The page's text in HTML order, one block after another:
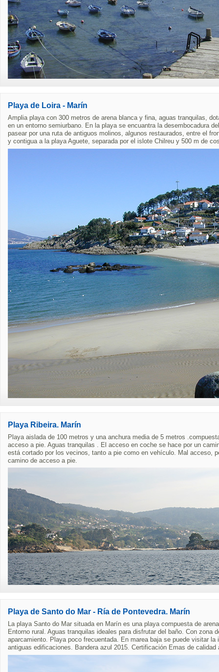
Playa de Loira - Marín
Amplia playa con 300 metros de arena blanca y fina, aguas tranquilas,
en un entorno semiurbano. En la playa se encuantra la desembocadura
pasear por una ruta de antiguos molinos, algunos restaurados, entre el
y contigua a la playa Aguete, separada por el islote Chilreu y 500 m de
Playa Ribeira. Marín
Playa aislada de 100 metros y una anchura media de 5 metros
acceso a pie. Aguas tranquilas . El acceso en coche se hace por un
está cortado por los vecinos, tanto a pie como en vehículo. Mal acceso,
camino de acceso a pie.
Playa de Santo do Mar - Ría de Pontevedra. Marín
La playa Santo do Mar situada en Marín es una playa compuesta de
Entorno rural. Aguas tranquilas ideales para disfrutar del baño. Con zona
aparcamiento. Playa poco frecuentada. En marea baja se puede visitar
antiguas edificaciones. Bandera azul 2015. Certificación Emas de calidad